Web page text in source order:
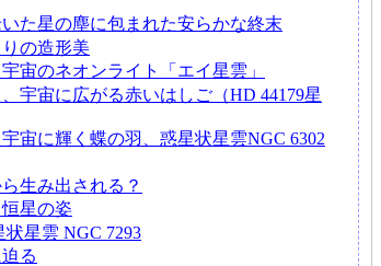
た星の塵に包まれた安らかな終末
の造形美
宙のネオンライト「エイ星雲」
宇宙に広がる赤いはしご（HD 44179星
宙に輝く蝶の羽、惑星状星雲NGC 6302
生み出される？
星の姿
星雲 NGC 7293
る